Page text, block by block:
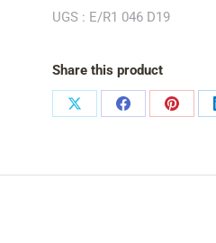
UGS : E/R1 046 D19
Share this product